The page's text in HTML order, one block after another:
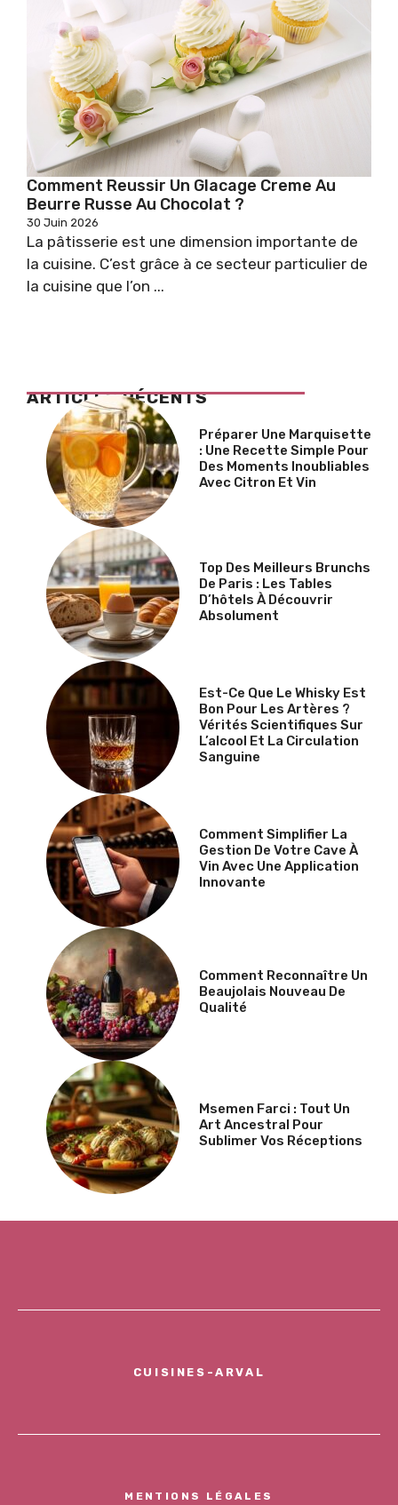
Comment Reussir Un Glacage Creme Au
Beurre Russe Au Chocolat ?
30 Juin 2026
La pâtisserie est une dimension importante de
la cuisine. C’est grâce à ce secteur particulier de
la cuisine que l’on ...
ARTICLES RÉCENTS
Préparer Une Marquisette
: Une Recette Simple Pour
Des Moments Inoubliables
Avec Citron Et Vin
Top Des Meilleurs Brunchs
De Paris : Les Tables
D’hôtels À Découvrir
Absolument
Est-Ce Que Le Whisky Est
Bon Pour Les Artères ?
Vérités Scientifiques Sur
L’alcool Et La Circulation
Sanguine
Comment Simplifier La
Gestion De Votre Cave À
Vin Avec Une Application
Innovante
Comment Reconnaître Un
Beaujolais Nouveau De
Qualité
Msemen Farci : Tout Un
Art Ancestral Pour
Sublimer Vos Réceptions
CUISINES-ARVAL
MENTIONS LÉGALES